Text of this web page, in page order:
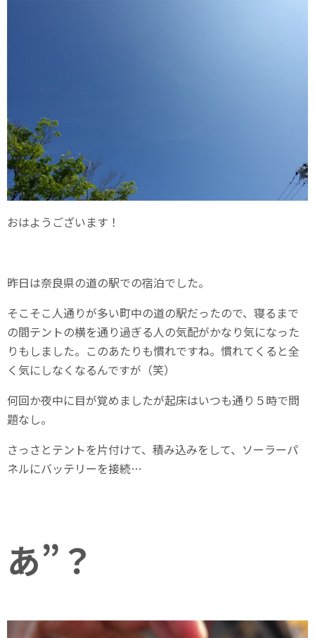
おはようございます！
昨日は奈良県の道の駅での宿泊でした。
そこそこ人通りが多い町中の道の駅だったので、寝るまで
の間テントの横を通り過ぎる人の気配がかなり気になった
りもしました。このあたりも慣れですね。慣れてくると全
く気にしなくなるんですが（笑）
何回か夜中に目が覚めましたが起床はいつも通り５時で問
題なし。
さっさとテントを片付けて、積み込みをして、ソーラーパ
ネルにバッテリーを接続…
あ”？